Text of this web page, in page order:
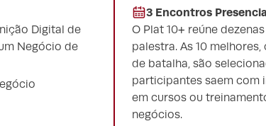
Digital de
Negócio de
3 Encontros
O Plat 10+ reúne
palestra. As 10
de batalha, são
participantes saem com
em cursos ou
negócios.